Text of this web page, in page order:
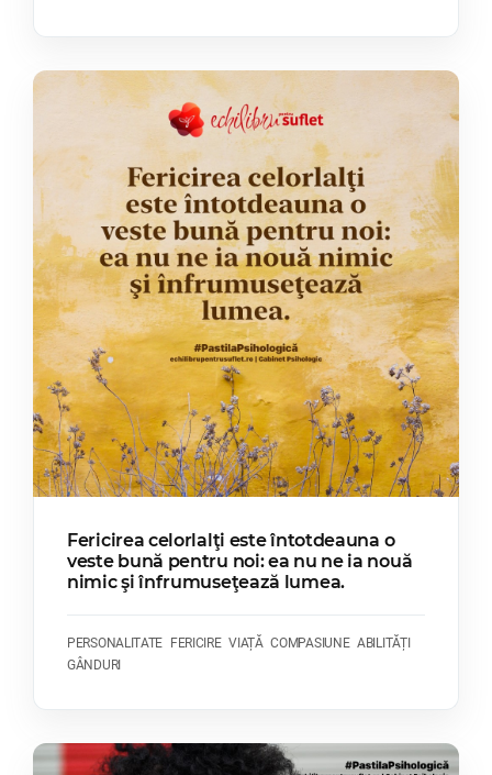
Fericirea celorlalţi este întotdeauna o
veste bună pentru noi: ea nu ne ia nouă
nimic şi înfrumuseţează lumea.
PERSONALITATE FERICIRE VIAȚĂ COMPASIUNE ABILITĂȚI
GÂNDURI